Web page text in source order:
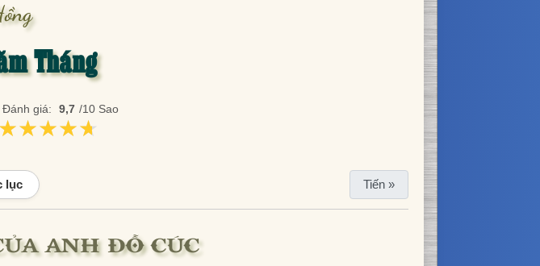
Tháng
Đánh giá: 9,7 /10 Sao
lục Tiến »
ANH ĐỖ CÚC